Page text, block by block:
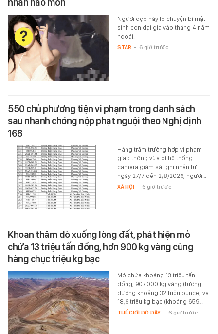
nhân hào môn
Người đẹp này lộ chuyện bí mật
sinh con đại gia vào tháng 4 năm
ngoái.
STAR - 6 giờ trước
550 chủ phương tiện vi phạm trong danh sách
sau nhanh chóng nộp phạt nguội theo Nghị định
168
Hàng trăm trường hợp vi phạm
giao thông vừa bị hệ thống
camera giám sát ghi nhận từ
ngày 27/7 đến 2/8/2026, người…
XÃ HỘI - 6 giờ trước
Khoan thăm dò xuống lòng đất, phát hiện mỏ
chứa 13 triệu tấn đồng, hơn 900 kg vàng cùng
hàng chục triệu kg bạc
Mỏ chứa khoảng 13 triệu tấn
đồng, 907.000 kg vàng (tương
đương khoảng 32 triệu ounce) và
18,6 triệu kg bạc (khoảng 659…
THẾ GIỚI ĐÓ ĐÂY - 6 giờ trước